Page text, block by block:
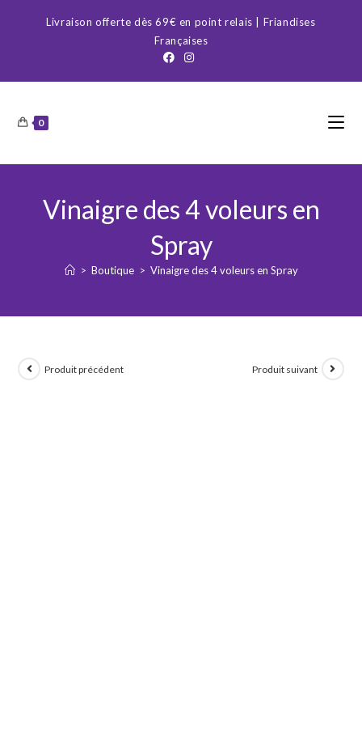
Livraison offerte dès 69€ en point relais | Friandises
Françaises
0
Vinaigre des 4 voleurs en
Spray
> Boutique > Vinaigre des 4 voleurs en Spray
Produit précédent Produit suivant